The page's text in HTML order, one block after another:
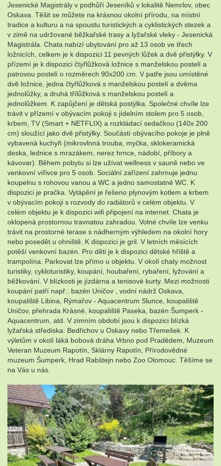
Jesenické Magistrály v podhůří Jeseníků v lokalitě Nemrlov, obec
Oskava. Těšit se můžete na krásnou okolní přírodu, na místní
tradice a kulturu a na spoustu turistických a cyklistických stezek a
v zimě na udržované běžkařské trasy a lyžařské vleky - Jesenická
Magistrála. Chata nabízí ubytování pro až 13 osob ve třech
ložnicích, celkem je k dispozici 11 pevných lůžek a dvě přistýlky. V
přízemí je k dispozici čtyřlůžková ložnice s manželskou postelí a
patrovou postelí o rozměrech 90x200 cm. V patře jsou umístěné
dvě ložnice, jedna čtyřlůžková s manželskou postelí a dvěma
jednolůžky, a druhá třílůžková s manželskou postelí a
jednolůžkem. K zapůjčení je dětská postýlka. Společné chvíle lze
trávit v přízemí v obývacím pokoji s jídelním stolem pro 5 osob,
krbem, TV (Smart + NETFLIX) a rozkládací sedačkou (140x 200
cm) sloužící jako dvě přistýlky. Součástí obývacího pokoje je plně
vybavená kuchyň (mikrovlnná trouba, myčka, sklokeramická
deska, lednice s mrazákem, nerez hrnce, nádobí, příbory a
kávovar). Během pobytu si lze užívat wellness v sauně nebo ve
venkovní vířivce pro 5 osob. Sociální zařízení zahrnuje jednu
koupelnu s rohovou vanou a WC a jedno samostatné WC. K
dispozici je pračka. Vytápění je řešeno plynovým kotlem a krbem
v obývacím pokoji s rozvody do radiátorů v celém objektu. V
celém objektu je k dispozici wifi připojení na internet. Chata je
oklopená prostornou travnatou zahradou. Volné chvíle lze venku
trávit na prostorné terase s nádherným výhledem na okolní hory
nebo posedět u ohniště. K dispozici je gril. V letních měsících
potěší venkovní bazén. Pro děti je k dispozici dětské hřiště a
trampolína. Parkovat lze přímo u objektu. V okolí chaty možnost
turistiky, cykloturistiky, koupání, houbaření, rybaření, lyžování a
běžkování. V blízkosti je jízdárna a tenisové kurty. Mezi možnosti
koupání patří např.: bazén Uničov , vodní nádrž Oskava,
koupaliště Libina, Rýmařov - Aquacentrum Slunce, koupaliště
Uničov, přehrada Krásné, koupaliště Paseka, bazén Šumperk -
Aquacentrum, atd. V zimním období jsou k dispozici blízká
lyžařská střediska: Bedřichov u Oskavy nebo Třemešek. K
výletům v okolí láká bobová dráha Vrbno pod Pradědem, Muzeum
Veteran Muzeum Rapotín, Sklárny Rapotín, Přírodovědné
muzeum Šumperk, Hrad Rabštejn nebo Zoo Olomouc. Těšíme se
na Vás u nás.